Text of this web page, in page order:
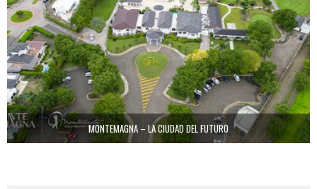
MONTEMAGNA – LA CIUDAD DEL FUTURO